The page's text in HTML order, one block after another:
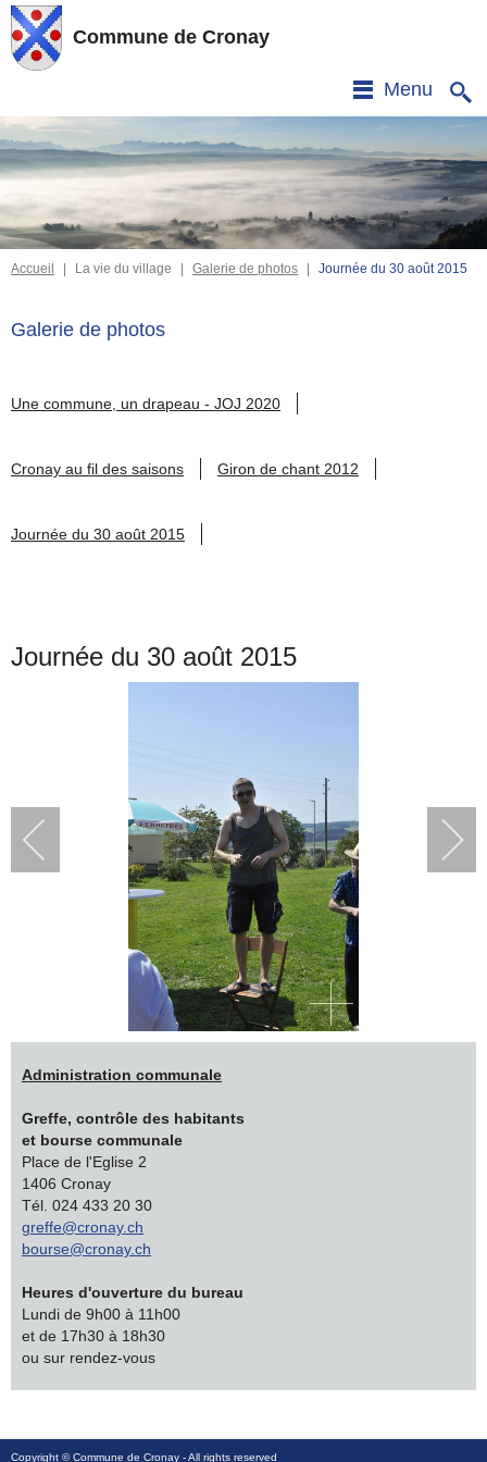
Commune de Cronay
Menu
Accueil | La vie du village | Galerie de photos | Journée du 30 août 2015
Galerie de photos
Une commune, un drapeau - JOJ 2020
Cronay au fil des saisons Giron de chant 2012
Journée du 30 août 2015
Journée du 30 août 2015
Administration communale
Greffe, contrôle des habitants
et bourse communale
Place de l'Eglise 2
1406 Cronay
Tél. 024 433 20 30
greffe@cronay.ch
bourse@cronay.ch
Heures d'ouverture du bureau
Lundi de 9h00 à 11h00
et de 17h30 à 18h30
ou sur rendez-vous
Copyright ©Commune de Cronay - All rights reserved